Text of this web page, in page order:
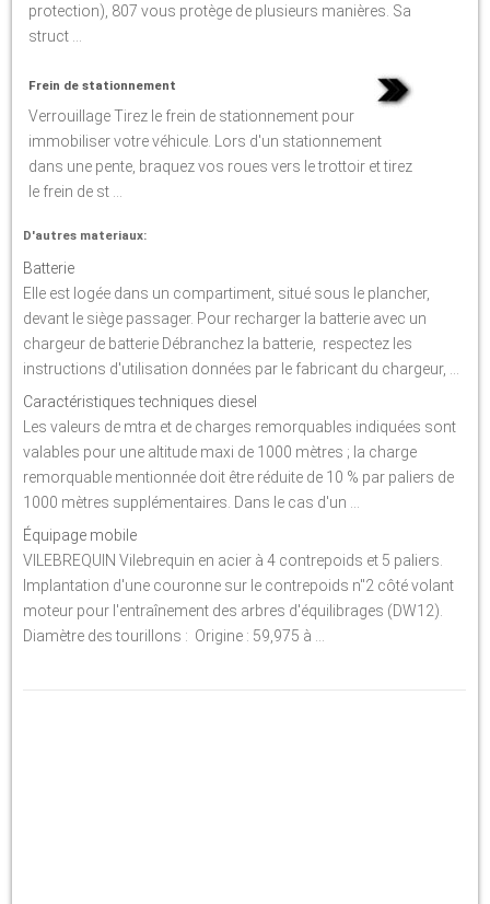
protection), 807 vous protège de plusieurs manières. Sa
struct ...
Frein de stationnement
Verrouillage Tirez le frein de stationnement pour
immobiliser votre véhicule. Lors d'un stationnement
dans une pente, braquez vos roues vers le trottoir et tirez
le frein de st ...
D'autres materiaux:
Batterie
Elle est logée dans un compartiment, situé sous le plancher,
devant le siège passager. Pour recharger la batterie avec un
chargeur de batterie Débranchez la batterie, respectez les
instructions d'utilisation données par le fabricant du chargeur, ...
Caractéristiques techniques diesel
Les valeurs de mtra et de charges remorquables indiquées sont
valables pour une altitude maxi de 1000 mètres ; la charge
remorquable mentionnée doit être réduite de 10 % par paliers de
1000 mètres supplémentaires. Dans le cas d'un ...
Équipage mobile
VILEBREQUIN Vilebrequin en acier à 4 contrepoids et 5 paliers.
Implantation d'une couronne sur le contrepoids n"2 côté volant
moteur pour l'entraînement des arbres d'équilibrages (DW12).
Diamètre des tourillons : Origine : 59,975 à ...